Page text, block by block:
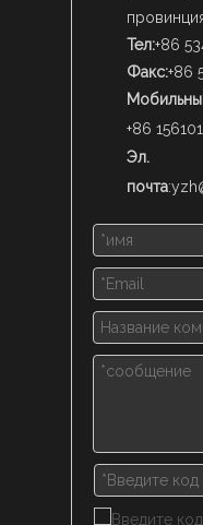
Тел:+86
Факс:+86
+86
Эл.
почта: